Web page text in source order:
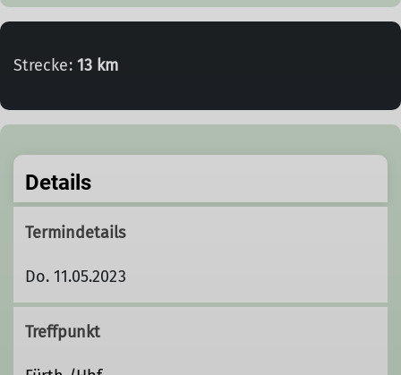
Strecke: 13 km
Details
Termindetails
Do. 11.05.2023
Treffpunkt